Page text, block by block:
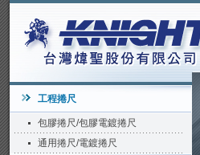
工程捲尺
包膠捲尺/包膠電鍍捲尺
通用捲尺/電鍍捲尺